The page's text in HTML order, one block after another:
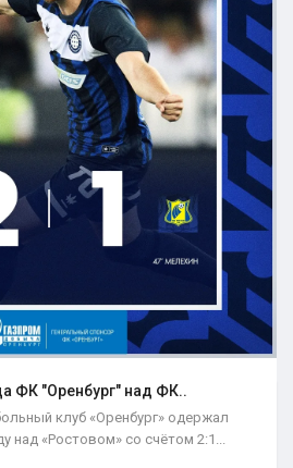
ФК "Оренбург" над ФК..
клуб «Оренбург» одержал
над «Ростовом» со счётом 2:1...